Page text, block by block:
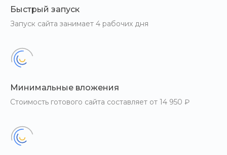
Быстрый запуск
Запуск сайта занимает 4 рабочих дня
Минимальные вложения
Стоимость готового сайта составляет от 14 950 ₽